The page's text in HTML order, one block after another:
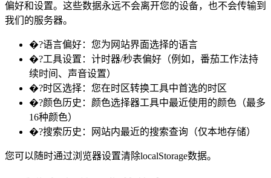
偏好和设置。这些数据永远不会离开您的设备，也不会传输到
我们的服务器。
�?语言偏好：您为网站界面选择的语言
�?工具设置：计时器/秒表偏好（例如，番茄工作法持
续时间、声音设置）
�?时区选择：您在时区转换工具中首选的时区
�?颜色历史：颜色选择器工具中最近使用的颜色（最多
16种颜色）
�?搜索历史：网站内最近的搜索查询（仅本地存储）
您可以随时通过浏览器设置清除localStorage数据。